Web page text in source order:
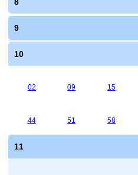
9
10
02 09 15
44 51 58
11